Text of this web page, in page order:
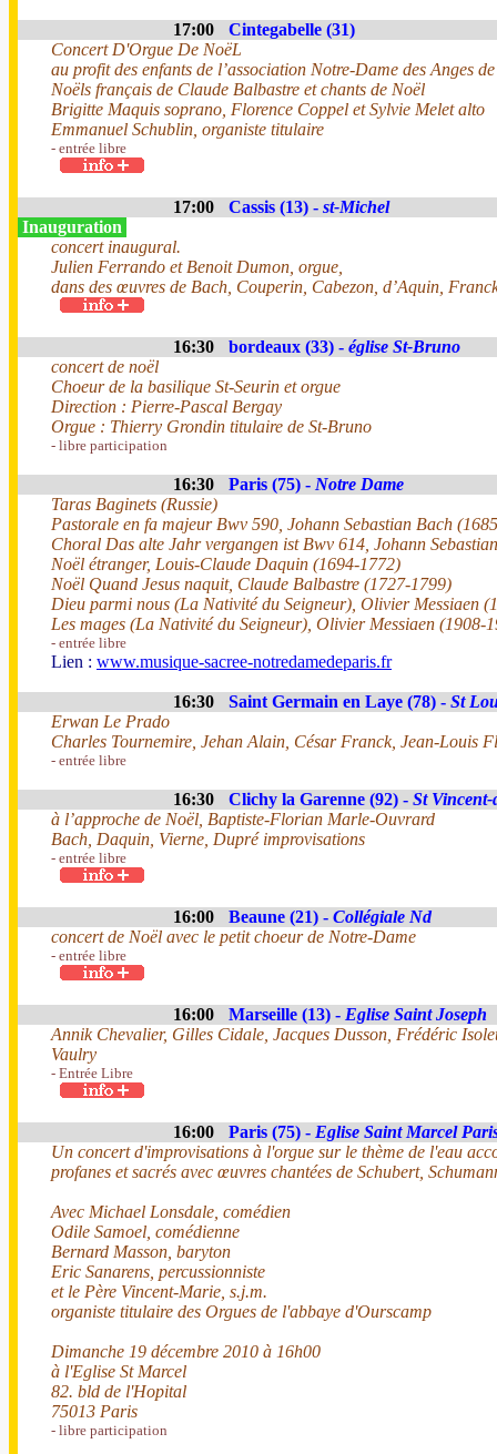
17:00
Cintegabelle (31)
Concert D'Orgue De NoëL
au profit des enfants de l’association Notre-Dame des Anges
Noëls français de Claude Balbastre et chants de Noël
Brigitte Maquis soprano, Florence Coppel et Sylvie Melet alto
Emmanuel Schublin, organiste titulaire
- entrée libre
17:00 Cassis (13) - st-Michel
Inauguration
concert inaugural.
Julien Ferrando et Benoit Dumon, orgue,
dans des œuvres de Bach, Couperin, Cabezon, d’Aquin,
16:30 bordeaux (33) - église St-Bruno
concert de noël
Choeur de la basilique St-Seurin et orgue
Direction : Pierre-Pascal Bergay
Orgue : Thierry Grondin titulaire de St-Bruno
- libre participation
16:30 Paris (75) - Notre Dame
Taras Baginets (Russie)
Pastorale en fa majeur Bwv 590, Johann Sebastian Bach
Choral Das alte Jahr vergangen ist Bwv 614, Johann
Noël étranger, Louis-Claude Daquin (1694-1772)
Noël Quand Jesus naquit, Claude Balbastre (1727-1799)
Dieu parmi nous (La Nativité du Seigneur), Olivier Messiaen
Les mages (La Nativité du Seigneur), Olivier Messiaen (1908-
- entrée libre
Lien : www.musique-sacree-notredamedeparis.fr
16:30 Saint Germain en Laye (78) - St
Erwan Le Prado
Charles Tournemire, Jehan Alain, César Franck, Jean-Louis
- entrée libre
16:30 Clichy la Garenne (92) - St Vincent-
à l’approche de Noël, Baptiste-Florian Marle-Ouvrard
Bach, Daquin, Vierne, Dupré improvisations
- entrée libre
16:00 Beaune (21) - Collégiale Nd
concert de Noël avec le petit choeur de Notre-Dame
- entrée libre
16:00 Marseille (13) - Eglise Saint Joseph
Annik Chevalier, Gilles Cidale, Jacques Dusson, Frédéric
Vaulry
- Entrée Libre
16:00 Paris (75) - Eglise Saint Marcel
Un concert d'improvisations à l'orgue sur le thème de l'eau
profanes et sacrés avec œuvres chantées de Schubert,
Avec Michael Lonsdale, comédien
Odile Samoel, comédienne
Bernard Masson, baryton
Eric Sanarens, percussionniste
et le Père Vincent-Marie, s.j.m.
organiste titulaire des Orgues de l'abbaye d'Ourscamp
Dimanche 19 décembre 2010 à 16h00
à l'Eglise St Marcel
82. bld de l'Hopital
75013 Paris
- libre participation